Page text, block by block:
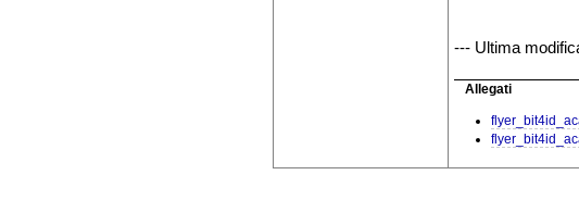
--- Ultima
Allegati